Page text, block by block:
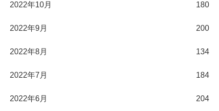
2022年10月 180
2022年9月 200
2022年8月 134
2022年7月 184
2022年6月 204